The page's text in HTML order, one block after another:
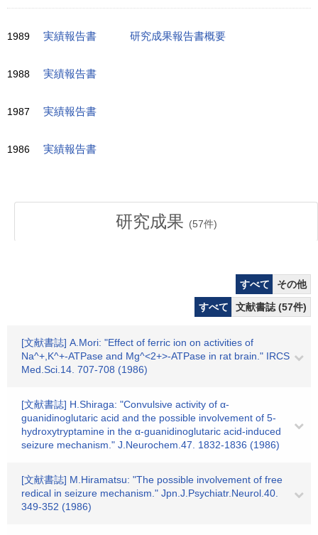
1989 実績報告書 研究成果報告書概要
1988 実績報告書
1987 実績報告書
1986 実績報告書
研究成果 (57件)
すべて
その他
すべて
文献書誌 (57件)
[文献書誌] A.Mori: "Effect of ferric ion on activities of
Na^+,K^+-ATPase and Mg^<2+>-ATPase in rat brain." IRCS
Med.Sci.14. 707-708 (1986)
[文献書誌] H.Shiraga: "Convulsive activity of α-
guanidinoglutaric acid and the possible involvement of 5-
hydroxytryptamine in the α-guanidinoglutaric acid-induced
seizure mechanism." J.Neurochem.47. 1832-1836 (1986)
[文献書誌] M.Hiramatsu: "The possible involvement of free
redical in seizure mechanism." Jpn.J.Psychiatr.Neurol.40.
349-352 (1986)